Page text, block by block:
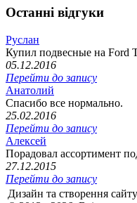
Останні відгуки
Руслан
Купил подвесные на Ford
05.12.2016
Перейти до запису
Анатолий
Спасибо все нормально.
25.02.2016
Перейти до запису
Алексей
Порадовал ассортимент
27.12.2015
Перейти до запису
Дизайн та створення